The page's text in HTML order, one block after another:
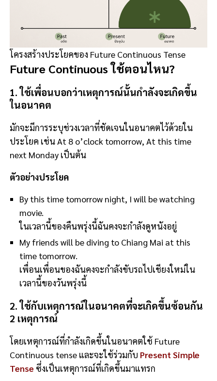
โครงสร้างประโยคของ Future Continuous Tense
Future Continuous ใช้ตอนไหน?
1. ใช้เพื่อนบอกว่าเหตุการณ์นั้นกำลังจะเกิดขึ้น
ในอนาคต
มักจะมีการระบุช่วงเวลาที่ชัดเจนในอนาคตไว้ด้วยใน
ประโยค เช่น At 8 o’clock tomorrow, At this time
next Monday เป็นต้น
ตัวอย่างประโยค
By this time tomorrow night, I will be watching
movie.
ในเวลานี้ของคืนพรุ่งนี้ฉันคงจะกำลังดูหนังอยู่
My friends will be diving to Chiang Mai at this
time tomorrow.
เพื่อนเพื่อนของฉันคงจะกำลังขับรถไปเชียงใหม่ใน
เวลานี้ของวันพรุ่งนี้
2. ใช้กับเหตุการณ์ในอนาคตที่จะเกิดขึ้นซ้อนกัน
2 เหตุการณ์
โดยเหตุการณ์ที่กำลังเกิดขึ้นในอนาคตใช้ Future
Continuous tense และจะใช้ร่วมกับ Present Simple
Tense ซึ่งเป็นเหตุการณ์ที่เกิดขึ้นมาแทรก